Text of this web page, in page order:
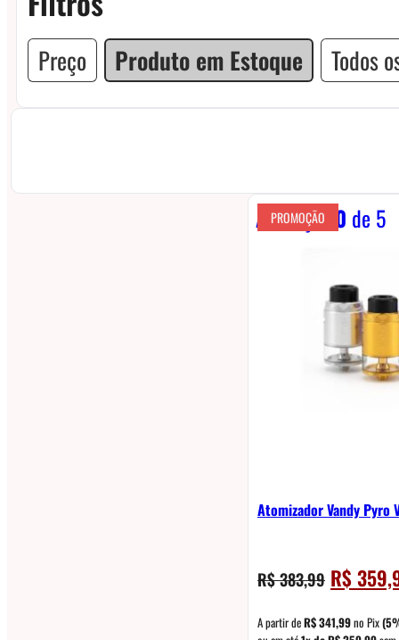
Preço Produto em Estoque Todos
Avaliação 0 de 5
PROMOÇÃO
Atomizador Vandy Pyro
R$383,99 O
preço
original
R$
A partir deR$341,99no Pix